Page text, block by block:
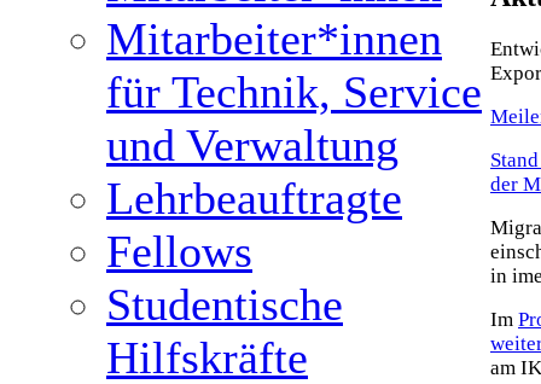
Mitarbeiter*innen
für Technik, Service
und Verwaltung
Lehrbeauftragte
Fellows
Studentische
Hilfskräfte
der
in
Im
am